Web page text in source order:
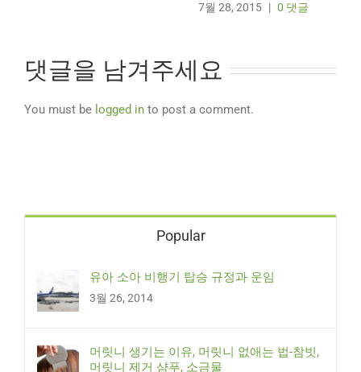
7월 28, 2015 | 0 댓글
댓글을 남겨주세요
You must be logged in to post a comment.
Popular
유아 소아 비행기 탑승 규정과 운임
3월 26, 2014
머릿니 생기는 이유, 머릿니 없애는 법-참빗,
머릿니 제거 샴푸, 소금물